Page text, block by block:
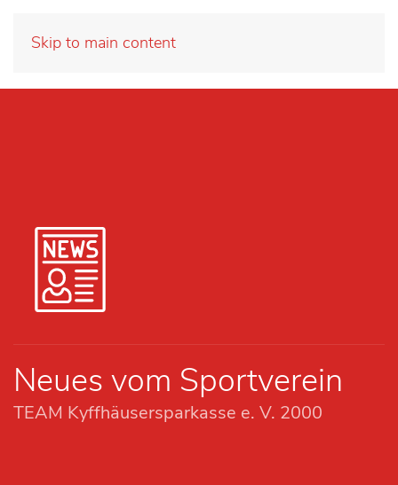
Skip to main content
Neues vom Sportverein
TEAM Kyffhäusersparkasse e. V. 2000